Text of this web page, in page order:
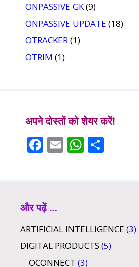
ONPASSIVE GK(9)
ONPASSIVE UPDATE (18)
OTRACKER(1)
OTRIM (1)
अपने दोस्तों को शेयर करें!
F
o
o
k
E W
p
p
और पढ़ें …
ARTIFICIAL INTELLIGENCE (3)
DIGITAL PRODUCTS (5)
OCONNECT (3)